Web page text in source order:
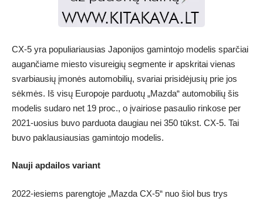
CX-5 yra populiariausias Japonijos gamintojo modelis sparčiai
augančiame miesto visureigių segmente ir apskritai vienas
svarbiausių įmonės automobilių, svariai prisidėjusių prie jos
sėkmės. Iš visų Europoje parduotų „Mazda“ automobilių šis
modelis sudaro net 19 proc., o įvairiose pasaulio rinkose per
2021-uosius buvo parduota daugiau nei 350 tūkst. CX-5. Tai
buvo paklausiausias gamintojo modelis.
Nauji apdailos variant
2022-iesiems parengtoje „Mazda CX-5“ nuo šiol bus trys